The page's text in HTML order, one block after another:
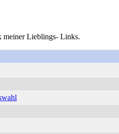
meiner Lieblings- Links.